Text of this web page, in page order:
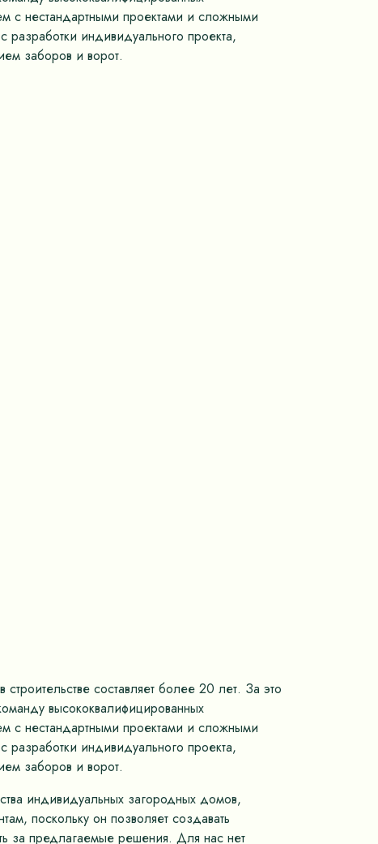
с нестандартными проектами и сложными
индивидуального проекта,
заборов и ворот.
составляет более 20 лет. За это
высококвалифицированных
с нестандартными проектами и сложными
индивидуального проекта,
заборов и ворот.
индивидуальных загородных домов,
поскольку он позволяет создавать
за предлагаемые решения. Для нас нет